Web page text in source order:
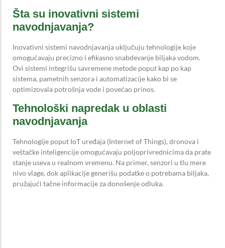
Šta su inovativni sistemi
navodnjavanja?
Inovativni sistemi navodnjavanja uključuju tehnologije koje
omogućavaju precizno i efikasno snabdevanje biljaka vodom.
Ovi sistemi integrišu savremene metode poput kap po kap
sistema, pametnih senzora i automatizacije kako bi se
optimizovala potrošnja vode i povećao prinos.
Tehnološki napredak u oblasti
navodnjavanja
Tehnologije poput IoT uređaja (Internet of Things), dronova i
veštačke inteligencije omogućavaju poljoprivrednicima da prate
stanje useva u realnom vremenu. Na primer, senzori u tlu mere
nivo vlage, dok aplikacije generišu podatke o potrebama biljaka,
pružajući tačne informacije za donošenje odluka.